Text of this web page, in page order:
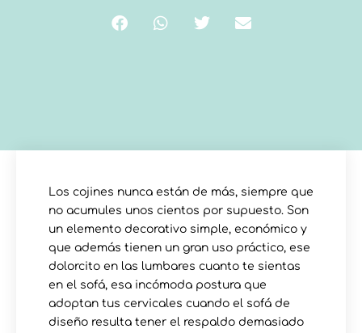
Los cojines nunca están de más, siempre que
no acumules unos cientos por supuesto. Son
un elemento decorativo simple, económico y
que además tienen un gran uso práctico, ese
dolorcito en las lumbares cuanto te sientas
en el sofá, esa incómoda postura que
adoptan tus cervicales cuando el sofá de
diseño resulta tener el respaldo demasiado